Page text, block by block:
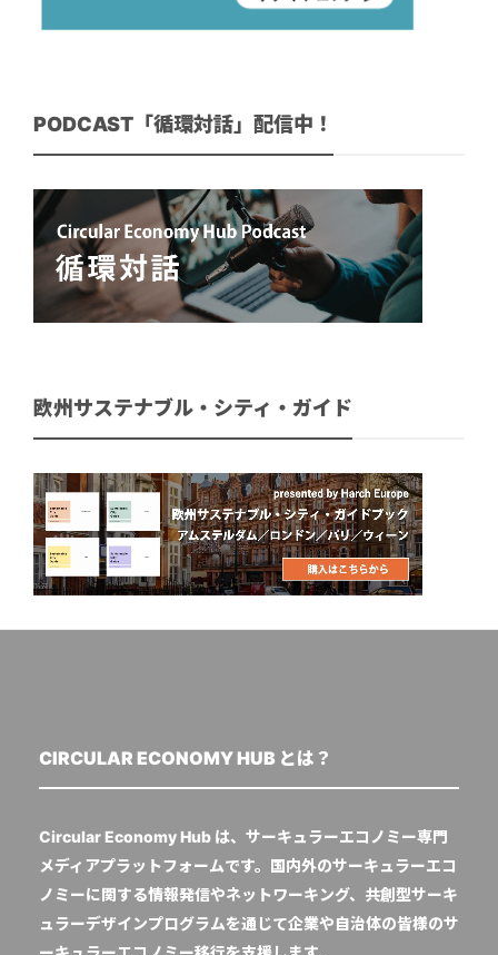
PODCAST「循環対話」配信中！
欧州サステナブル・シティ・ガイド
CIRCULAR ECONOMY HUB とは？
Circular Economy Hub は、サーキュラーエコノミー専門
メディアプラットフォームです。国内外のサーキュラーエコ
ノミーに関する情報発信やネットワーキング、共創型サーキ
ュラーデザインプログラムを通じて企業や自治体の皆様のサ